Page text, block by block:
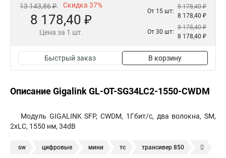
13 143,86 ₽ Скидка 37%
8 178,40 ₽
Цена за 1 шт.
От 15 шт:
8 178,40 ₽
8 178,40 ₽
От 30 шт:
8 178,40 ₽
8 178,40 ₽
Быстрый заказ В корзину
Описание Gigalink GL-OT-SG34LC2-1550-CWDM
Модуль GIGALINK SFP, CWDM, 1Гбит/c, два волокна, SM,
2xLC, 1550 нм, 34dB
sw цифровые мини тс трансивер 850